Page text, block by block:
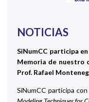
NOTICIAS
SiNumCC participa
Memoria de nuestro
Prof. Rafael
SiNumCC participa